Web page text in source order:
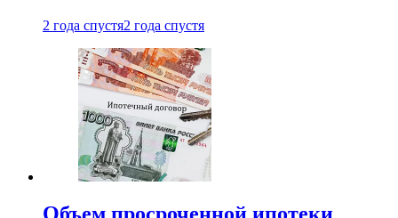
2 года спустя2 года спустя